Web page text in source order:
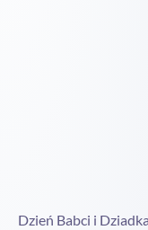
Dzień Babci i